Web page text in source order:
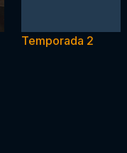
Temporada 2